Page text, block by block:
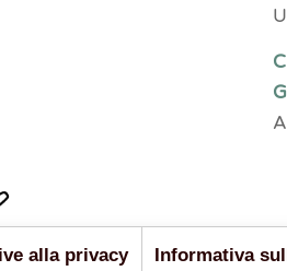
alla privacy Informativa